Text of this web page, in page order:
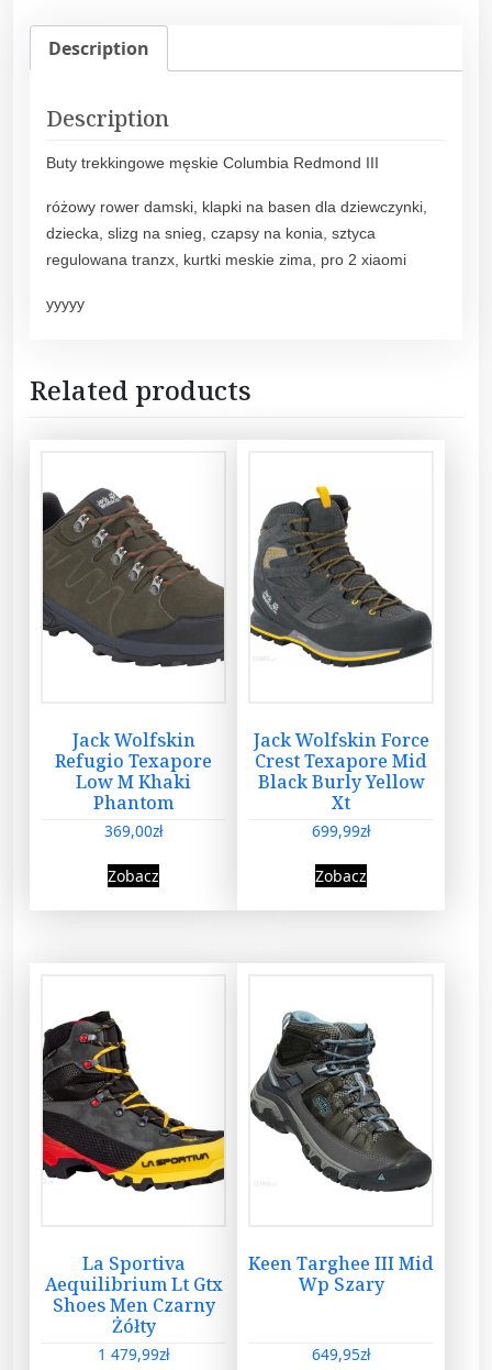
Description
Description
Buty trekkingowe męskie Columbia Redmond III
różowy rower damski, klapki na basen dla dziewczynki,
dziecka, slizg na snieg, czapsy na konia, sztyca
regulowana tranzx, kurtki meskie zima, pro 2 xiaomi
yyyyy
Related products
Jack Wolfskin
Refugio Texapore
Low M Khaki
Phantom
369,00zł
Zobacz
Jack Wolfskin Force
Crest Texapore Mid
Black Burly Yellow
Xt
699,99zł
Zobacz
La Sportiva
Aequilibrium Lt Gtx
Shoes Men Czarny
Żółty
1 479,99zł
Keen Targhee III Mid
Wp Szary
649,95zł